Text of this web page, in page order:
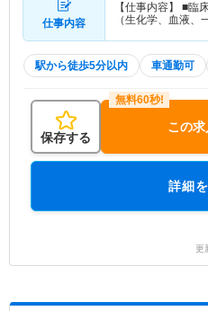
仕事内容
【仕事内容】 ■臨
（生化学、血液
駅から徒歩5分以内 車通勤可
保存する
この
詳細
更